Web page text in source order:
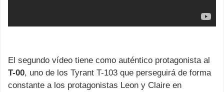
El segundo vídeo tiene como auténtico protagonista al
T-00, uno de los Tyrant T-103 que perseguirá de forma
constante a los protagonistas Leon y Claire en